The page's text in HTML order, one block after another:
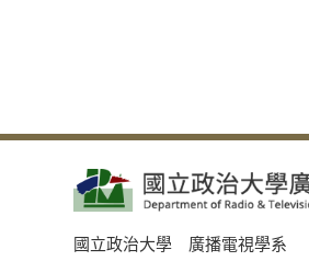
國立政治大學 廣播電視學系